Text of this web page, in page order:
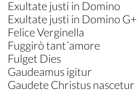
Exultate justi in Domino
Exultate justi in Domino G+
Felice Verginella
Fuggirò tant´amore
Fulget Dies
Gaudeamus igitur
Gaudete Christus nascetur